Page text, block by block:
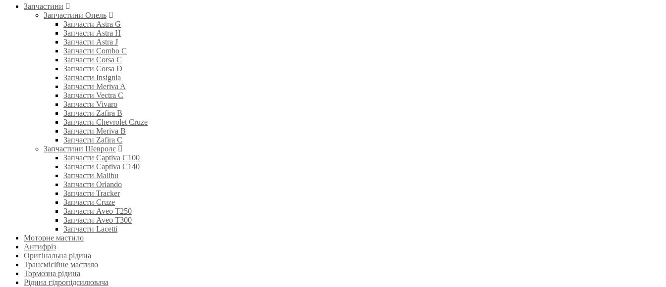
Запчастини
Запчастини Опель
Запчасти Astra G
Запчасти Astra H
Запчасти Astra J
Запчасти Combo C
Запчасти Corsa C
Запчасти Corsa D
Запчасти Insignia
Запчасти Meriva A
Запчасти Vectra C
Запчасти Vivaro
Запчасти Zafira B
Запчасти Chevrolet Cruze
Запчасти Meriva B
Запчасти Zafira C
Запчастини Шевролє
Запчасти Captiva C100
Запчасти Captiva C140
Запчасти Malibu
Запчасти Orlando
Запчасти Tracker
Запчасти Cruze
Запчасти Aveo T250
Запчасти Aveo T300
Запчасти Lacetti
Моторне мастило
Антифріз
Оригінальна рідина
Трансмісійне мастило
Тормозна рідина
Рідина гідропідсилювача